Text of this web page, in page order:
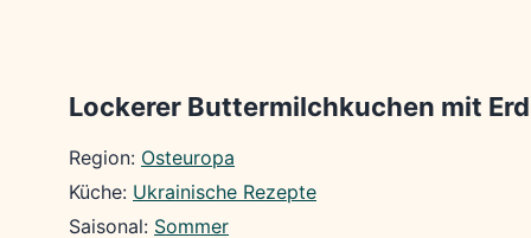
Lockerer Buttermilchkuchen mit
Region: Osteuropa
Küche: Ukrainische Rezepte
Saisonal: Sommer